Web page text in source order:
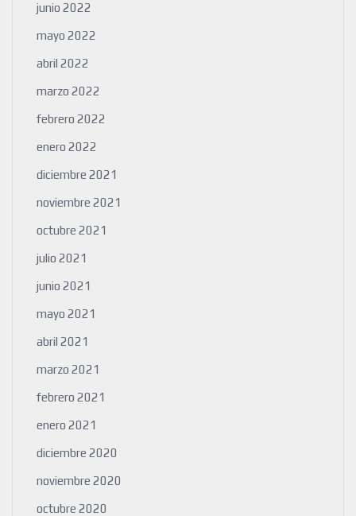
junio 2022
mayo 2022
abril 2022
marzo 2022
febrero 2022
enero 2022
diciembre 2021
noviembre 2021
octubre 2021
julio 2021
junio 2021
mayo 2021
abril 2021
marzo 2021
febrero 2021
enero 2021
diciembre 2020
noviembre 2020
octubre 2020